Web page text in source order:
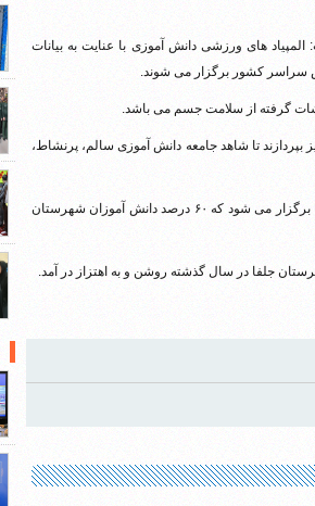
های ورزشی دانش آموزی با عنایت به بیانات
گرفته از سلامت جسم می باشد.
تا شاهد جامعه دانش آموزی سالم، پرنشاط،
کاظمی اظهار کرد: المپیاد ورزشی درون مدرسه ای در ۸۰ درصد مدارس شهرستان جلفا برگزار می شود که ۶۰ درصد دانش آموزان شهرستان
جلفا در سال گذشته روشن و به اهتزاز در آمد.